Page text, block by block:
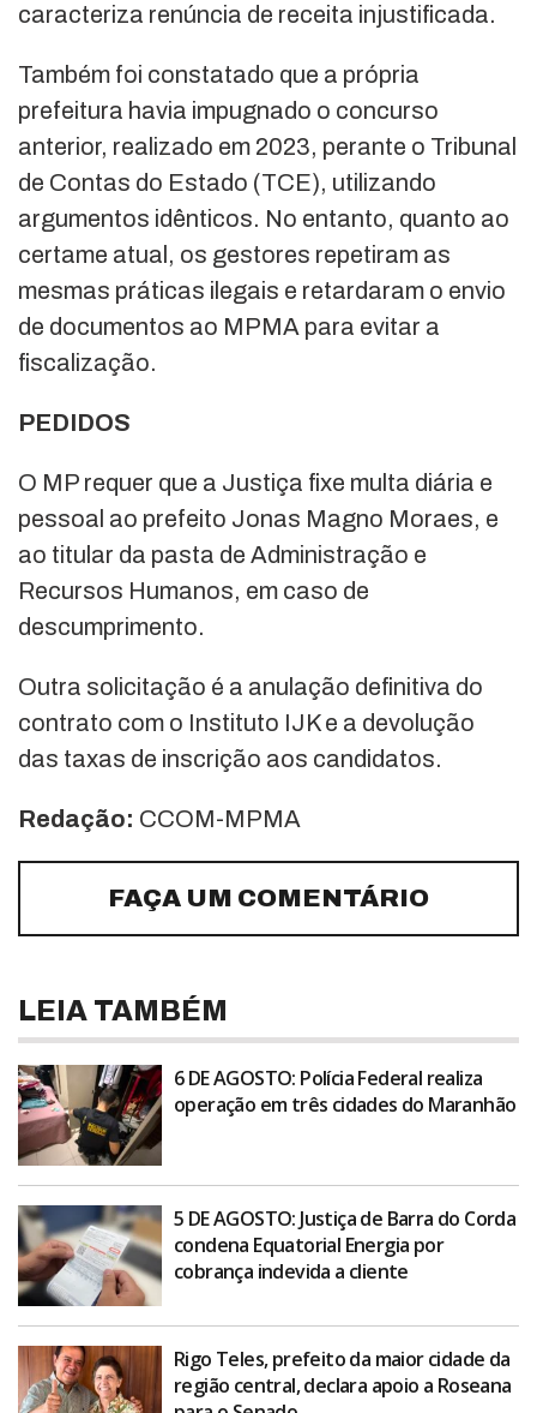
caracteriza renúncia de receita injustificada.
Também foi constatado que a própria
prefeitura havia impugnado o concurso
anterior, realizado em 2023, perante o Tribunal
de Contas do Estado (TCE), utilizando
argumentos idênticos. No entanto, quanto ao
certame atual, os gestores repetiram as
mesmas práticas ilegais e retardaram o envio
de documentos ao MPMA para evitar a
fiscalização.
PEDIDOS
O MP requer que a Justiça fixe multa diária e
pessoal ao prefeito Jonas Magno Moraes, e
ao titular da pasta de Administração e
Recursos Humanos, em caso de
descumprimento.
Outra solicitação é a anulação definitiva do
contrato com o Instituto IJK e a devolução
das taxas de inscrição aos candidatos.
Redação: CCOM-MPMA
FAÇA UM COMENTÁRIO
LEIA TAMBÉM
6 DE AGOSTO: Polícia Federal realiza
operação em três cidades do Maranhão
5 DE AGOSTO: Justiça de Barra do Corda
condena Equatorial Energia por
cobrança indevida a cliente
Rigo Teles, prefeito da maior cidade da
região central, declara apoio a Roseana